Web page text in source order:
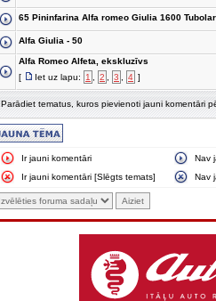
65 Pininfarina Alfa romeo Giulia 1600
Alfa Giulia - 50
Alfa Romeo Alfeta, ekskluzīvs
[
Iet uz lapu: 1 2 3 4 ]
Parādiet tematus, kuros pievienoti jauni komentāri
Ir jauni komentāri
Nav
Ir jauni komentāri [Slēgts temats]
Nav